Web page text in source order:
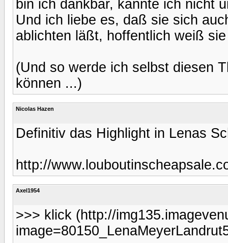
bin ich dankbar, kannte ich nicht
Und ich liebe es, daß sie sich
ablichten läßt, hoffentlich weiß
(Und so werde ich selbst diesen
können ...)
Nicolas Hazen
Definitiv das Highlight in Lenas
http://
Axel1954
>>> klick (http://